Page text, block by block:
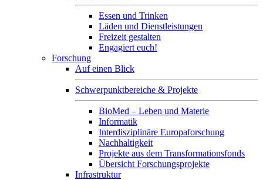
Essen und Trinken
Läden und Dienstleistungen
Freizeit gestalten
Engagiert euch!
Forschung
Auf einen Blick
Schwerpunktbereiche & Projekte
BioMed – Leben und Materie
Informatik
Interdisziplinäre Europaforschung
Nachhaltigkeit
Projekte aus dem Transformationsfonds
Übersicht Forschungsprojekte
Infrastruktur